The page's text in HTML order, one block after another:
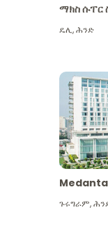
ማክስ ሱፐር
ዴሊ,ሕንድ
ጉሩግራም,